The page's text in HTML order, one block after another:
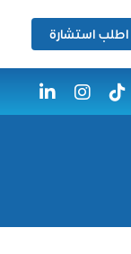
اطلب استشارة